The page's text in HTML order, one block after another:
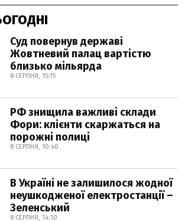
Суд повернув державі
Жовтневий палац вартістю
близько мільярда
8 СЕРПНЯ, 15:15
РФ знищила важливі склади
Фори: клієнти скаржаться на
порожні полиці
8 СЕРПНЯ, 10:40
В Україні не залишилося жодної
неушкодженої електростанції –
Зеленський
8 СЕРПНЯ, 14:10